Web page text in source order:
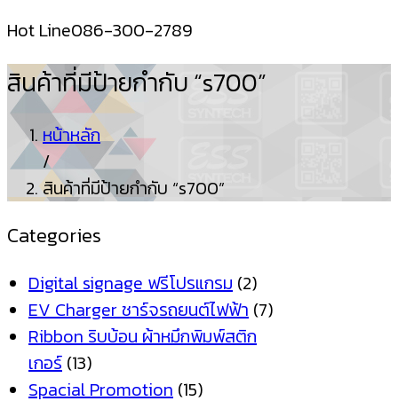
Hot Line086-300-2789
สินค้าที่มีป้ายกำกับ “s700”
หน้าหลัก
/
สินค้าที่มีป้ายกำกับ “s700”
Categories
Digital signage ฟรีโปรแกรม (2)
EV Charger ชาร์จรถยนต์ไฟฟ้า (7)
Ribbon ริบบ้อน ผ้าหมึกพิมพ์สติก
เกอร์ (13)
Spacial Promotion (15)